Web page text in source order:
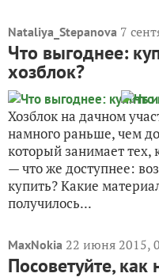
Nataliya_Stepanova 7
Что выгоднее:
хозблок?
Хозблок на дачном
намного раньше, чем
который занимает тех,
— что же доступнее:
купить? Какие
получилось...
MaxNokia 22 июня 2015,
Посоветуйте, как